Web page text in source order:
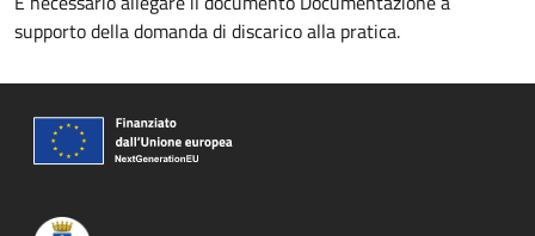
supporto della domanda di discarico alla pratica.